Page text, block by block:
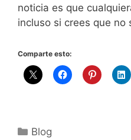
noticia es que
incluso si crees que no
Comparte esto:
Categorías
Blog